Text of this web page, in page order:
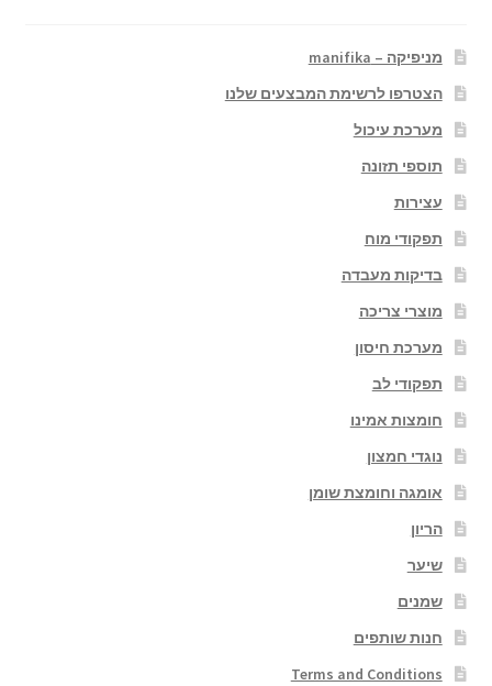
מניפיקה – manifika
הצטרפו לרשימת המבצעים שלנו
מערכת עיכול
תוספי תזונה
עצירות
תפקודי מוח
בדיקות מעבדה
מוצרי צריכה
מערכת חיסון
תפקודי לב
חומצות אמינו
נוגדי חמצון
אומגה וחומצת שומן
הריון
שיער
שמנים
חנות שותפים
Terms and Conditions